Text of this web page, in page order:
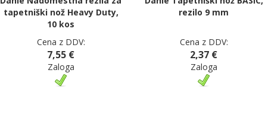
tapetniški nož Heavy Duty,
10 kos
Cena z DDV:
7,55 €
Zaloga
rezilo 9 mm
Cena z DDV:
2,37 €
Zaloga